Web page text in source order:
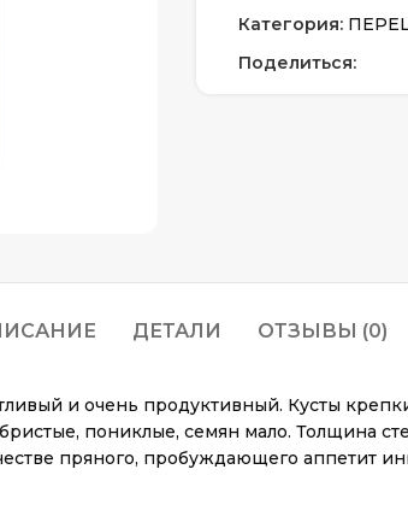
Категория:
Поделиться:
ДЕТАЛИ ОТЗЫВЫ (0)
и очень продуктивный. Кусты
пониклые, семян мало. Толщина
пряного, пробуждающего аппетит